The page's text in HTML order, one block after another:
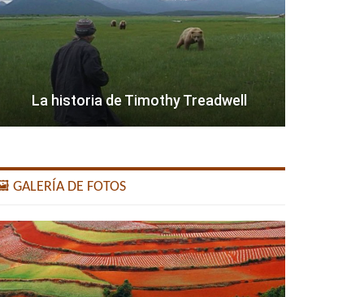
La historia de Timothy Treadwell
GALERÍA DE FOTOS